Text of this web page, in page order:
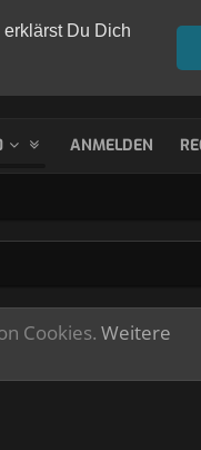
Du Dich
ANMELDEN
Cookies. Weitere